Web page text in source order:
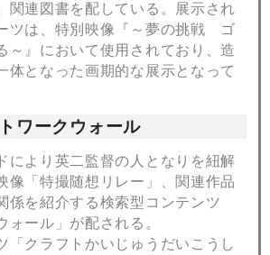
関連図書を配している。展示され
ツは、特別映像『～夢の挑戦 ゴ
～』において使用されており、造
体となった画期的な展示となって
ワークウォール
により英二監督の人となりを紐解
像「特撮随想リレー」、関連作品
係を紹介する検索型コンテンツ
ォール」が配される。
「クラフトかいじゅうだいこうし